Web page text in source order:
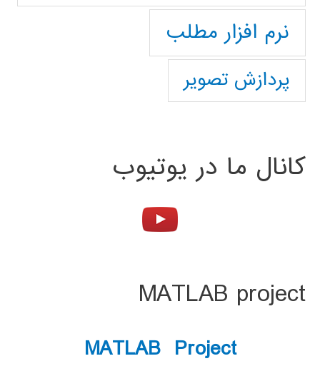
نرم افزار مطلب
پردازش تصویر
کانال ما در یوتیوب
MATLAB project
MATLAB Project